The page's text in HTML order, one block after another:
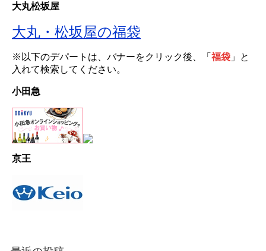
大丸松坂屋
大丸・松坂屋の福袋
※以下のデパートは、バナーをクリック後、「 福袋 」と
入れて検索してください。
小田急
京王